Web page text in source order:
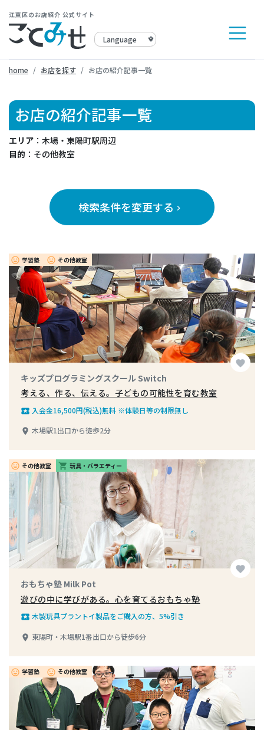
江東区のお店紹介 公式サイト
home お店を探す お店の紹介記事一覧
お店の紹介記事一覧
エリア ：木場・東陽町駅周辺
目的 ：その他教室
検索条件を変更する keyboard_arrow_right
insert_emoticon 学習塾 insert_emoticon その他教室
favorite
キッズプログラミングスクール Switch
考える、作る、伝える。子どもの可能性を育む教室
local_play 入会金16,500円(税込)無料 ※体験日等の制限無し
place 木場駅1出口から徒歩2分
insert_emoticon その他教室 shopping_cart 玩具・バラエティー
favorite
おもちゃ塾 Milk Pot
遊びの中に学びがある。心を育てるおもちゃ塾
local_play 木製玩具プラントイ製品をご購入の方、5%引き
place 東陽町・木場駅1番出口から徒歩6分
insert_emoticon 学習塾 insert_emoticon その他教室